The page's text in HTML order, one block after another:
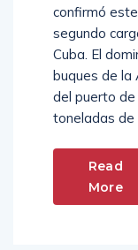
confirmó
segundo
Cuba. El
buques de la
del puerto
toneladas
Read
More